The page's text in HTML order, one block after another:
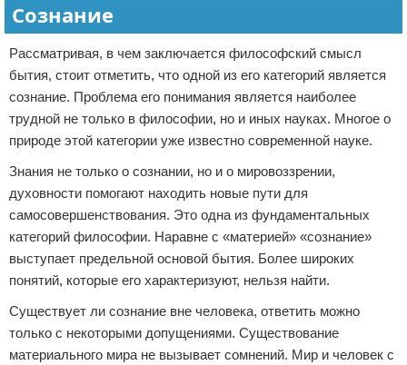
Сознание
Рассматривая, в чем заключается философский смысл
бытия, стоит отметить, что одной из его категорий является
сознание. Проблема его понимания является наиболее
трудной не только в философии, но и иных науках. Многое о
природе этой категории уже известно современной науке.
Знания не только о сознании, но и о мировоззрении,
духовности помогают находить новые пути для
самосовершенствования. Это одна из фундаментальных
категорий философии. Наравне с «материей» «сознание»
выступает предельной основой бытия. Более широких
понятий, которые его характеризуют, нельзя найти.
Существует ли сознание вне человека, ответить можно
только с некоторыми допущениями. Существование
материального мира не вызывает сомнений. Мир и человек с